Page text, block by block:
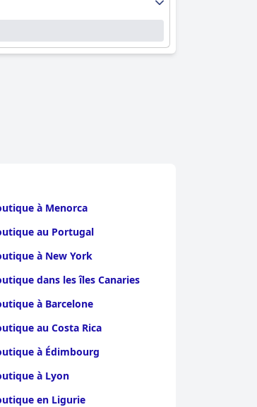
à Menorca
au Portugal
à New York
dans les îles Canaries
à Barcelone
au Costa Rica
à Édimbourg
à Lyon
en Ligurie